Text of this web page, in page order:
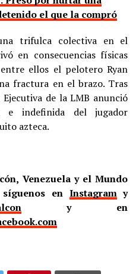
el que la compró
trifulca colectiva en el
en consecuencias físicas
ellos el pelotero Ryan
fractura en el brazo. Tras
de la LMB anunció
e indefinida del jugador
azteca.
Venezuela y el Mundo
síguenos en Instagramy
y en